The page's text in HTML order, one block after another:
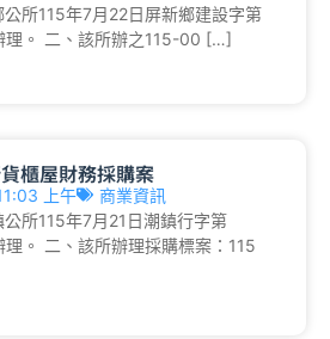
所115年7月22日屏新鄉建設字第
。 二、該所辦之115-00 […]
櫃屋財務採購案
上午
商業資訊
所115年7月21日潮鎮行字第
。 二、該所辦理採購標案：115